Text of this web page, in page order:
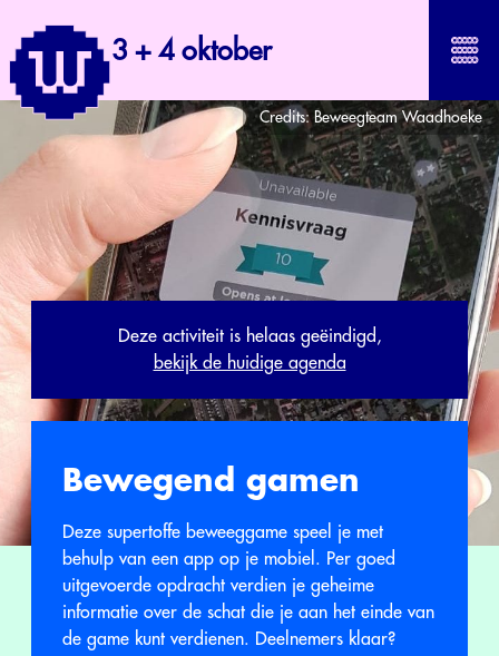
3 + 4 oktober
Credits: Beweegteam Waadhoeke
Deze activiteit is helaas geëindigd,
bekijk de huidige agenda
Bewegend gamen
Deze supertoffe beweeggame speel je met
behulp van een app op je mobiel. Per goed
uitgevoerde opdracht verdien je geheime
informatie over de schat die je aan het einde van
de game kunt verdienen. Deelnemers klaar?